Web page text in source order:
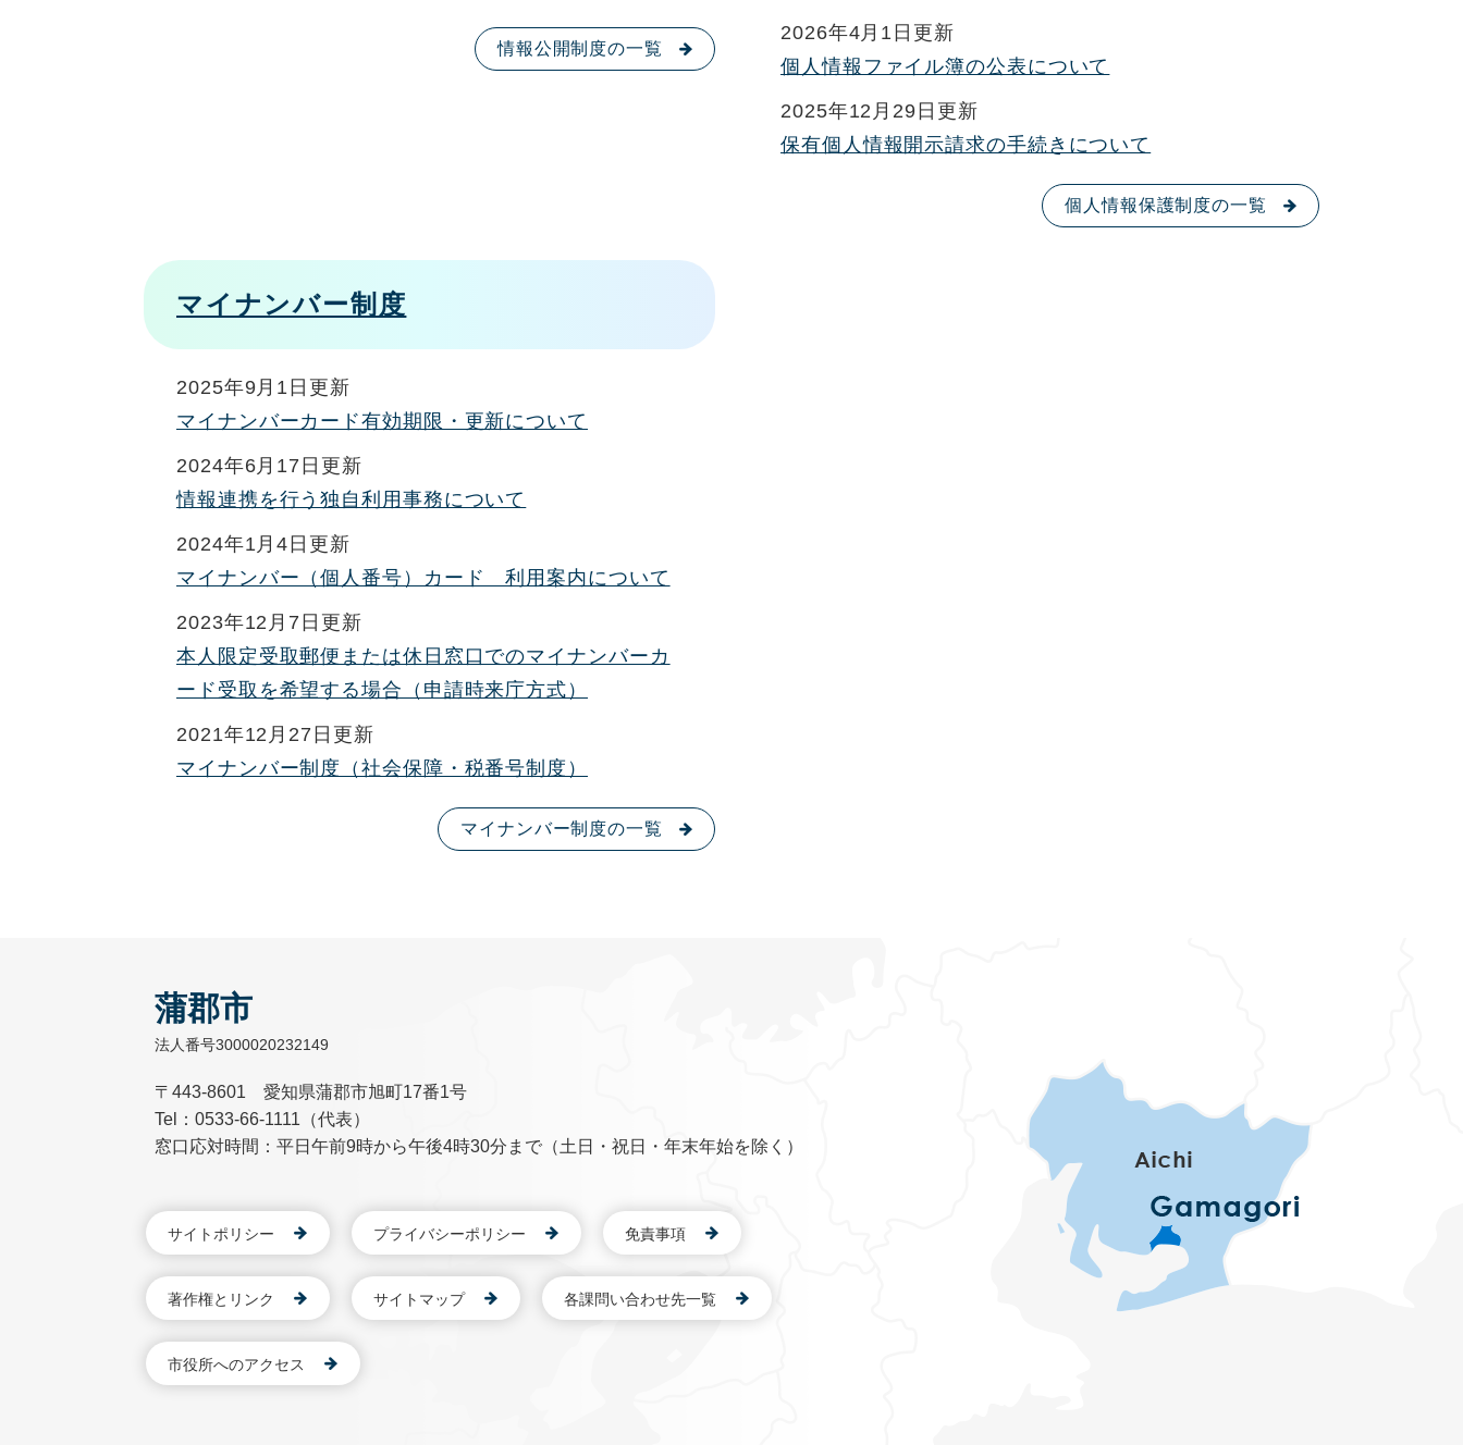
情報公開制度の一覧
2026年4月1日更新
個人情報ファイル簿の公表について
2025年12月29日更新
保有個人情報開示請求の手続きについて
個人情報保護制度の一覧
マイナンバー制度
2025年9月1日更新
マイナンバーカード有効期限・更新について
2024年6月17日更新
情報連携を行う独自利用事務について
2024年1月4日更新
マイナンバー（個人番号）カード 利用案内について
2023年12月7日更新
本人限定受取郵便または休日窓口でのマイナンバーカ
ード受取を希望する場合（申請時来庁方式）
2021年12月27日更新
マイナンバー制度（社会保障・税番号制度）
マイナンバー制度の一覧
蒲郡市
法人番号3000020232149
〒443-8601 愛知県蒲郡市旭町17番1号
Tel：0533-66-1111（代表）
窓口応対時間：平日午前9時から午後4時30分まで（土日・祝日・年末年始を除く）
サイトポリシー プライバシーポリシー 免責事項
著作権とリンク サイトマップ 各課問い合わせ先一覧
市役所へのアクセス